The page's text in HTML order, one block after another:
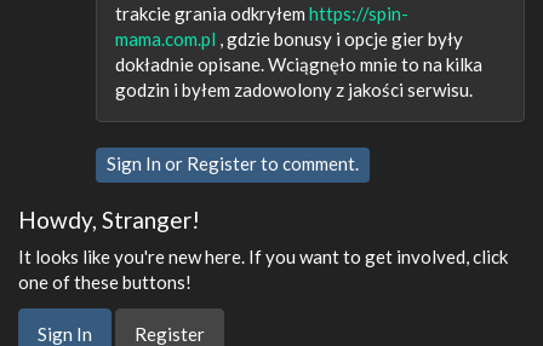
trakcie grania odkryłem https://spin-
mama.com.pl , gdzie bonusy i opcje gier były
dokładnie opisane. Wciągnęło mnie to na kilka
godzin i byłem zadowolony z jakości serwisu.
Sign In or Registerto comment.
Howdy, Stranger!
It looks like you're new here. If you want to get involved, click
one of these buttons!
Sign In Register